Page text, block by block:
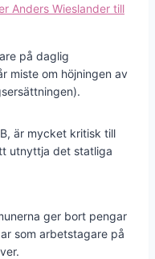
Anders Wieslander till
på daglig
miste om höjningen av
är mycket kritisk till
utnyttja det statliga
ger bort pengar
som arbetstagare på